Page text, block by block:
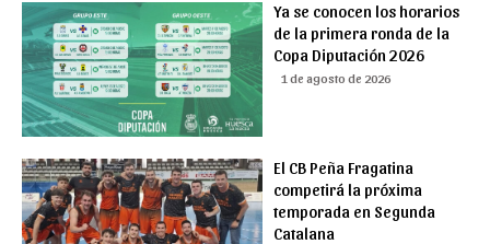
Ya se conocen los horarios
de la primera ronda de la
Copa Diputación 2026
1 de agosto de 2026
El CB Peña Fragatina
competirá la próxima
temporada en Segunda
Catalana